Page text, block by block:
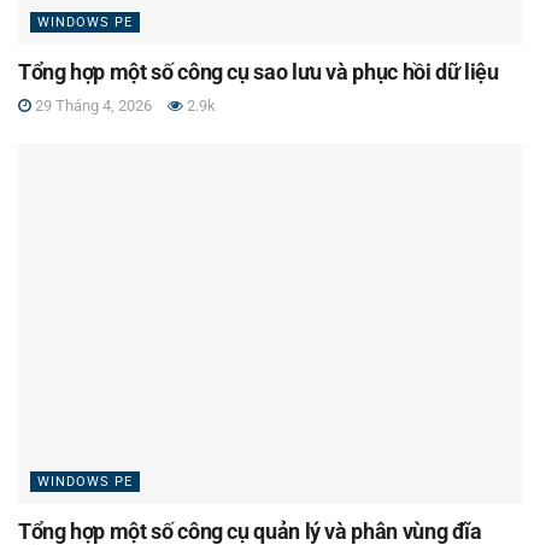
WINDOWS PE
Tổng hợp một số công cụ sao lưu và phục hồi dữ liệu
29 Tháng 4, 2026 2.9k
WINDOWS PE
Tổng hợp một số công cụ quản lý và phân vùng đĩa